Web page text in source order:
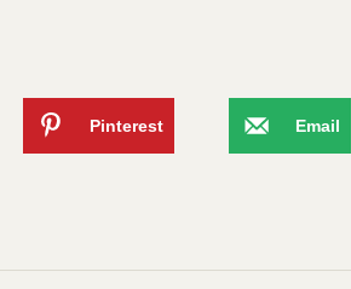
Pinterest Email